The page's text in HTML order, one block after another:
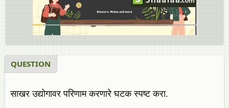
QUESTION
साखर उद्योगावर परिणाम करणारे घटक स्पष्ट करा.